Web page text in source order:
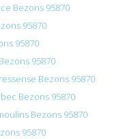
Bezons 95870
95870
95870
95870
Bezons 95870
Bezons 95870
Bezons 95870
95870